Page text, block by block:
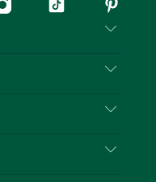
Instagram
抖